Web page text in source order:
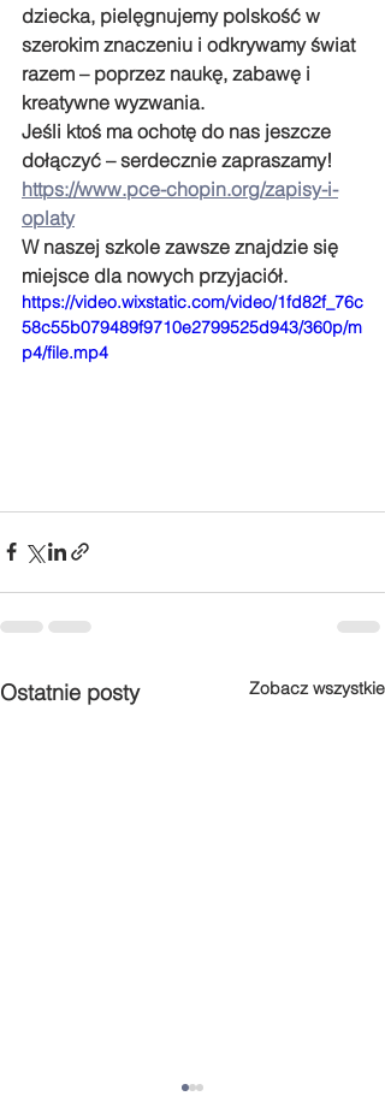
dziecka, pielęgnujemy polskość w
szerokim znaczeniu i odkrywamy świat
razem – poprzez naukę, zabawę i
kreatywne wyzwania.
Jeśli ktoś ma ochotę do nas jeszcze
dołączyć – serdecznie zapraszamy!
https://www.pce-chopin.org/zapisy-i-
oplaty
W naszej szkole zawsze znajdzie się
miejsce dla nowych przyjaciół.
https://video.wixstatic.com/video/1fd82f_76c
58c55b079489f9710e2799525d943/360p/m
p4/file.mp4
Ostatnie posty Zobacz wszystkie